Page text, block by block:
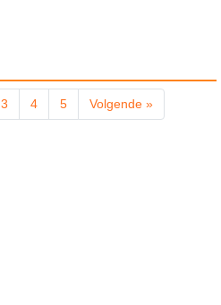
3 4 5 Volgende »